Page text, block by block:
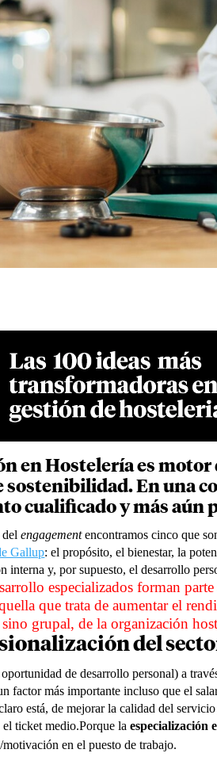
en Hosteleríaes motor
sostenibilidad. En una
cualificado y más aún
delengagementencontramos cinco que
Gallup: el propósito, el bienestar, la
interna y, por supuesto, el desarrollo
especializados forman parte
que trata de aumentar el
sino grupal, de la organización
del
de desarrollo personal) a
factor más importante incluso que el
está, de mejorar la calidad del
ticket medio.Porque laespecialización
en el puesto de trabajo.